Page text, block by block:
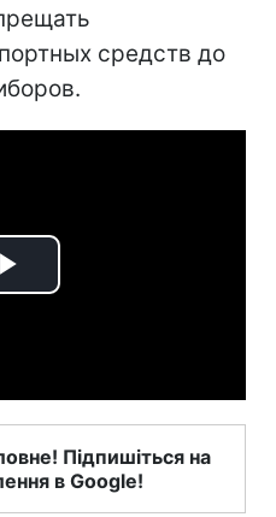
средств до
Play
Підпишіться на
в Google!